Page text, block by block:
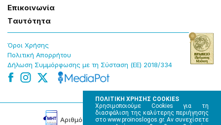
ΠΟΛΙΤΙΚΗ ΧΡΗΣΗΣ COOKIES
Χρησιμοποιούμε Cookies για τη
διασφάλιση της καλύτερης περιήγησης
στο www.proinoslogos.gr. Αν συνεχίσετε
Επɩκοɩνωνία
Tαυτότητα
Όροɩ Χρήσης
Πολɩτɩκή Απορρήτου
Δήλωση Συμμόρφωσης με τη Σύσταση (ΕΕ) 2018/334
Αρɩθμός Πɩστοποίησης Μ.Η.Τ. 220242